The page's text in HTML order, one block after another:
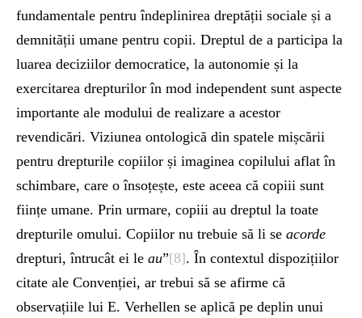
fundamentale pentru îndeplinirea dreptății sociale și a
demnității umane pentru copii. Dreptul de a participa la
luarea deciziilor democratice, la autonomie și la
exercitarea drepturilor în mod independent sunt aspecte
importante ale modului de realizare a acestor
revendicări. Viziunea ontologică din spatele mișcării
pentru drepturile copiilor și imaginea copilului aflat în
schimbare, care o însoțește, este aceea că copiii sunt
ființe umane. Prin urmare, copiii au dreptul la toate
drepturile omului. Copiilor nu trebuie să li se acorde
drepturi, întrucât ei le au”[8]. În contextul dispozițiilor
citate ale Convenției, ar trebui să se afirme că
observațiile lui E. Verhellen se aplică pe deplin unui